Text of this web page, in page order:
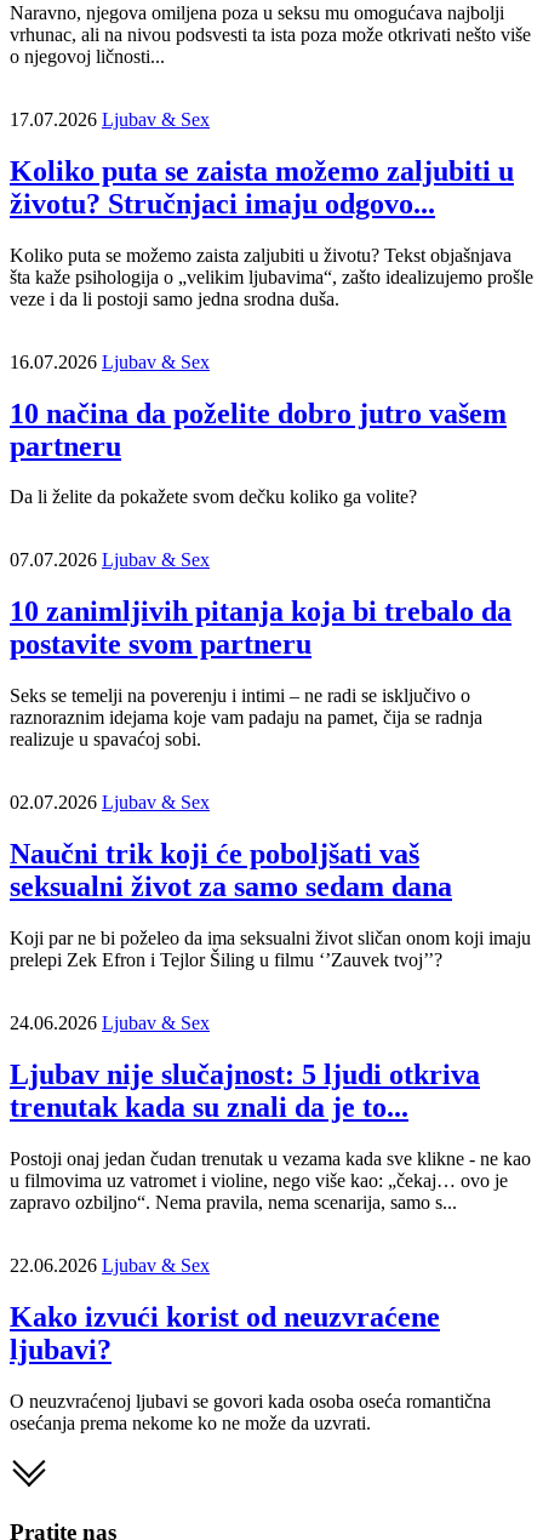
Naravno, njegova omiljena poza u seksu mu omogućava najbolji
vrhunac, ali na nivou podsvesti ta ista poza može otkrivati nešto više
o njegovoj ličnosti...
17.07.2026 Ljubav & Sex
Koliko puta se zaista možemo zaljubiti u
životu? Stručnjaci imaju odgovo...
Koliko puta se možemo zaista zaljubiti u životu? Tekst objašnjava
šta kaže psihologija o „velikim ljubavima“, zašto idealizujemo prošle
veze i da li postoji samo jedna srodna duša.
16.07.2026 Ljubav & Sex
10 načina da poželite dobro jutro vašem
partneru
Da li želite da pokažete svom dečku koliko ga volite?
07.07.2026 Ljubav & Sex
10 zanimljivih pitanja koja bi trebalo da
postavite svom partneru
Seks se temelji na poverenju i intimi – ne radi se isključivo o
raznoraznim idejama koje vam padaju na pamet, čija se radnja
realizuje u spavaćoj sobi.
02.07.2026 Ljubav & Sex
Naučni trik koji će poboljšati vaš
seksualni život za samo sedam dana
Koji par ne bi poželeo da ima seksualni život sličan onom koji imaju
prelepi Zek Efron i Tejlor Šiling u filmu ‘’Zauvek tvoj’’?
24.06.2026 Ljubav & Sex
Ljubav nije slučajnost: 5 ljudi otkriva
trenutak kada su znali da je to...
Postoji onaj jedan čudan trenutak u vezama kada sve klikne - ne kao
u filmovima uz vatromet i violine, nego više kao: „čekaj… ovo je
zapravo ozbiljno“. Nema pravila, nema scenarija, samo s...
22.06.2026 Ljubav & Sex
Kako izvući korist od neuzvraćene
ljubavi?
O neuzvraćenoj ljubavi se govori kada osoba oseća romantična
osećanja prema nekome ko ne može da uzvrati.
Pratite nas